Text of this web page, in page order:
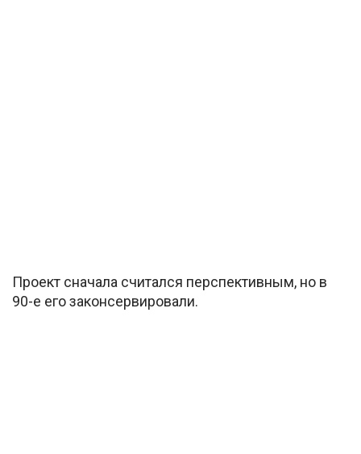
Проект сначала считался перспективным, но в
90-е его законсервировали.